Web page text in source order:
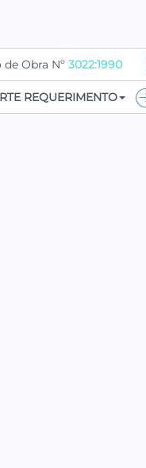
de Obra Nº 3022:1990
REQUERIMENTO